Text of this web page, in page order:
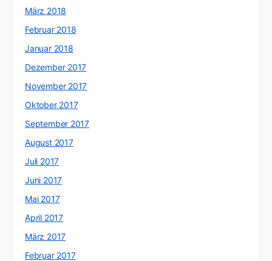
März 2018
Februar 2018
Januar 2018
Dezember 2017
November 2017
Oktober 2017
September 2017
August 2017
Juli 2017
Juni 2017
Mai 2017
April 2017
März 2017
Februar 2017